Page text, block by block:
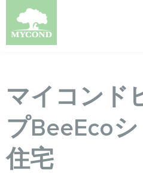
マイコンド
プBeeEco
住宅